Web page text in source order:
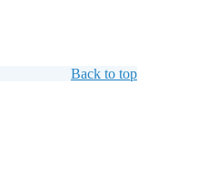
Back to top